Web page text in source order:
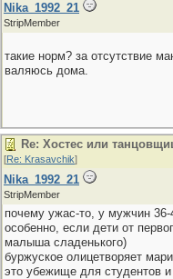
Nika_1992_21
StripMember
такие норм? за отсутствие
валяюсь дома.
Re: Хостес или
[Re: Krasavchik]
Nika_1992_21
StripMember
почему ужас-то, у мужчин 36-
особенно, если дети от
малыша сладенького)
буржуское олицетворяет
это убежище для студентов